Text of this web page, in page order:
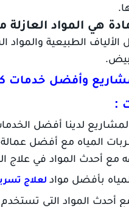
هي المواد العازلة
الطبيعية والمواد
وأفضل
:
لدينا أفضل
المياه مع أفضل عمالة
مع أحدث المواد في علاج
بأفضل مواد لعلاج
أحدث المواد التي